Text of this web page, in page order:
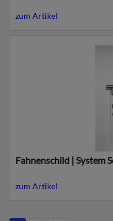
zum Artikel
Fahnenschild | System
zum Artikel